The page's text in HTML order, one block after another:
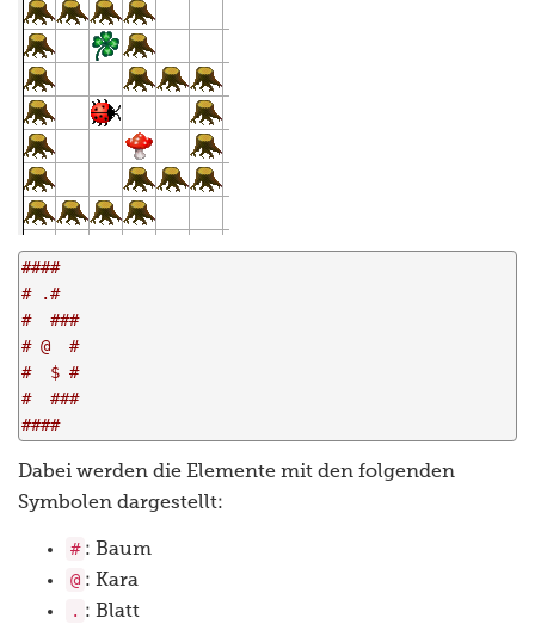
####
# .#
#  ###
# @  #
#  $ #
#  ###
####
Dabei werden die Elemente mit den folgenden
Symbolen dargestellt:
# : Baum
@ : Kara
. : Blatt